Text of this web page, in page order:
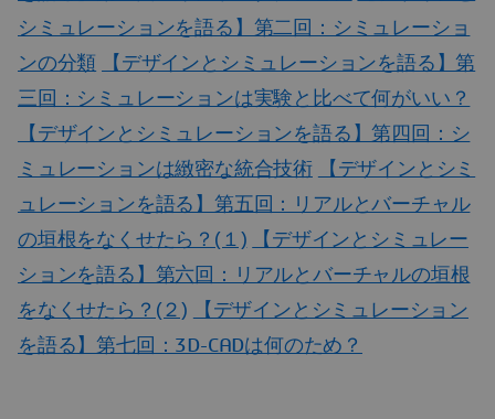
シミュレーションを語る】第二回：シミュレーショ
ンの分類
【デザインとシミュレーションを語る】第
三回：シミュレーションは実験と比べて何がいい？
【デザインとシミュレーションを語る】第四回：シ
ミュレーションは緻密な統合技術
【デザインとシミ
ュレーションを語る】第五回：リアルとバーチャル
の垣根をなくせたら？(１)
【デザインとシミュレー
ションを語る】第六回：リアルとバーチャルの垣根
をなくせたら？(２)
【デザインとシミュレーション
を語る】第七回：3D-CADは何のため？